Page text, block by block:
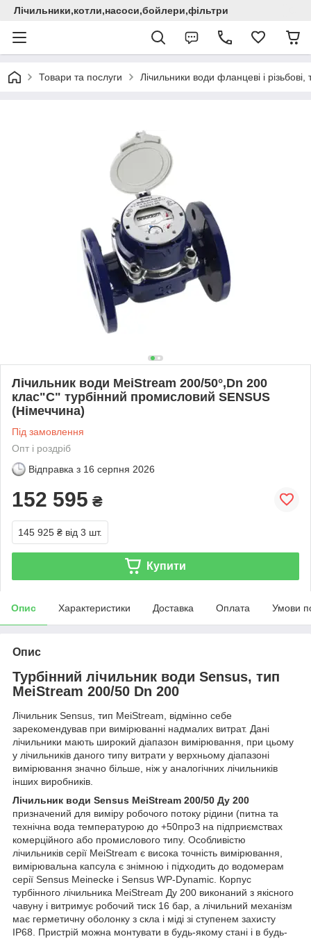
Лічильники,котли,насоси,бойлери,фільтри
Товари та послуги Лічильники води фланцеві і
Лічильник води MeiStream 200/50°,Dn 200
клас"С" турбінний промисловий SENSUS
(Німеччина)
Під замовлення
Опт і роздріб
Відправка з 16 серпня 2026
152 595 ₴
145 925 ₴ від 3 шт.
Купити
Опис Характеристики Доставка Оплата Умови
Опис
Турбінний лічильник води Sensus, тип
MeiStream 200/50 Dn 200
Лічильник Sensus, тип MeiStream, відмінно себе
зарекомендував при вимірюванні надмалих витрат. Дані
лічильники мають широкий діапазон вимірювання, при цьому
у лічильників даного типу витрати у верхньому діапазоні
вимірювання значно більше, ніж у аналогічних лічильників
інших виробників.
Лічильник води Sensus MeiStream 200/50 Ду 200
призначений для виміру робочого потоку рідини (питна та
технічна вода температурою до +50проЗ на підприємствах
комерційного або промислового типу. Особливістю
лічильників серії MeiStream є висока точність вимірювання,
вимірювальна капсула є знімною і підходить до водомерам
серії Sensus Meinecke і Sensus WP-Dynamic. Корпус
турбінного лічильника MeiStream Ду 200 виконаний з якісного
чавуну і витримує робочий тиск 16 бар, а лічильний механізм
має герметичну оболонку з скла і міді зі ступенем захисту
IP68. Пристрій можна монтувати в будь-якому стані і в будь-